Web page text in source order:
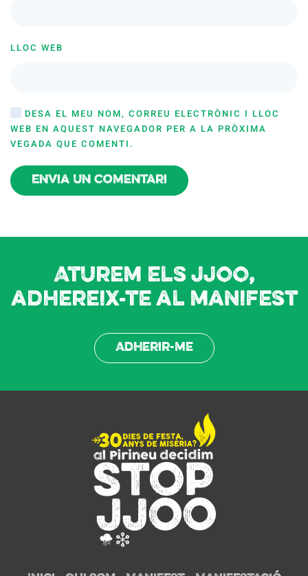
LLOC WEB
DESA EL MEU NOM, CORREU ELECTRÒNIC I LLOC
WEB EN AQUEST NAVEGADOR PER A LA PRÒXIMA
VEGADA QUE COMENTI.
Envia un comentari
Aturem els JJOO,
adhereix-te al manifest
Adherir-me